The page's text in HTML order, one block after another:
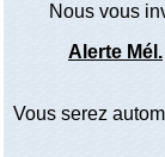
Nous vous
Alerte Mél.
Vous serez